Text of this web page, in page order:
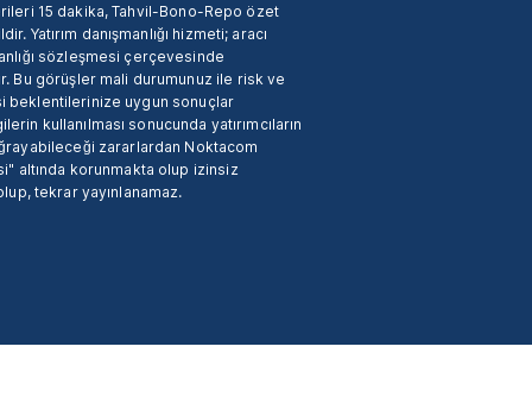
15 dakika, Tahvil-Bono-Repo özet
Yatırım danışmanlığı hizmeti; aracı
sözleşmesi çerçevesinde
Bu görüşler mali durumunuz ile risk ve
beklentilerinize uygun sonuçlar
kullanılması sonucunda yatırımcıların
zararlardan Noktacom
altında korunmakta olup izinsiz
tekrar yayınlanamaz.